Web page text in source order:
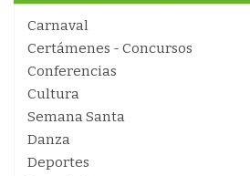
Carnaval
Certámenes - Concursos
Conferencias
Cultura
Semana Santa
Danza
Deportes